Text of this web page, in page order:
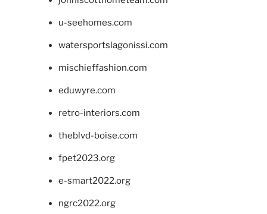
u-seehomes.com
watersportslagonissi.com
mischieffashion.com
eduwyre.com
retro-interiors.com
theblvd-boise.com
fpet2023.org
e-smart2022.org
ngrc2022.org